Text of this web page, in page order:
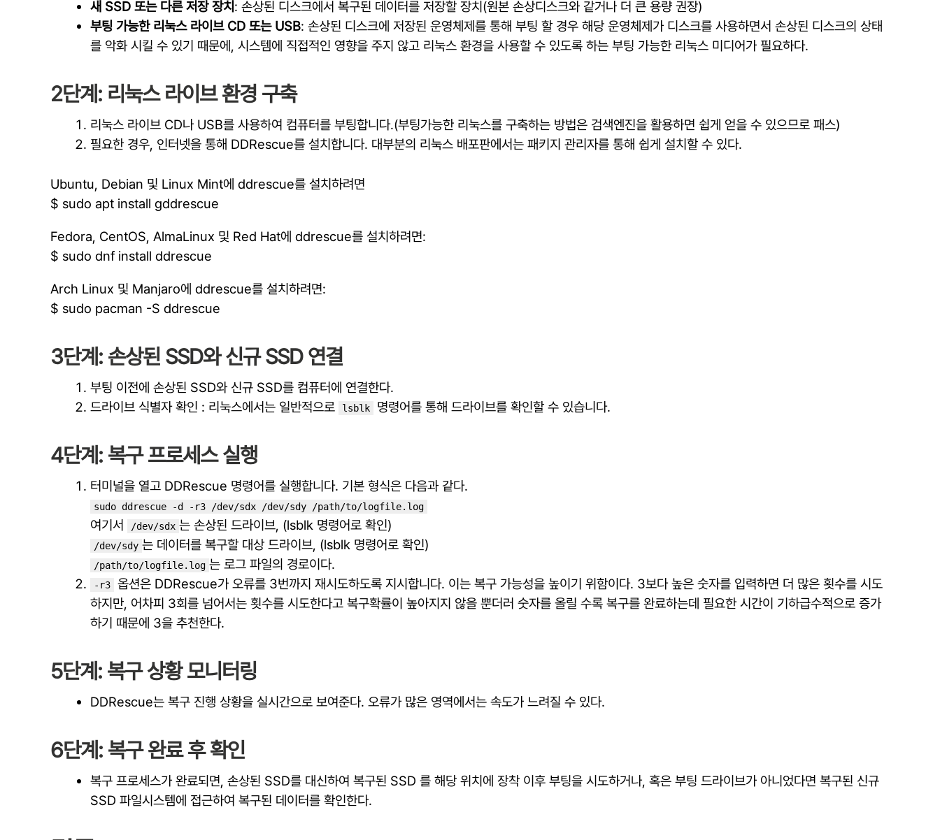
새 SSD 또는 다른 저장 장치 : 손상된 디스크에서 복구된 데이터를 저장할 장치(원본 손상디스크와 같거나 더 큰 용량 권장)
부팅 가능한 리눅스 라이브 CD 또는 USB: 손상된 디스크에 저장된 운영체제를 통해 부팅 할 경우 해당 운영체제가 디스크를 사용하면서 손상된 디스크의 상태
를 악화 시킬 수 있기 때문에, 시스템에 직접적인 영향을 주지 않고 리눅스 환경을 사용할 수 있도록 하는 부팅 가능한 리눅스 미디어가 필요하다.
2단계: 리눅스 라이브 환경 구축
리눅스 라이브 CD나 USB를 사용하여 컴퓨터를 부팅합니다.(부팅가능한 리눅스를 구축하는 방법은 검색엔진을 활용하면 쉽게 얻을 수 있으므로 패스)
필요한 경우, 인터넷을 통해 DDRescue를 설치합니다. 대부분의 리눅스 배포판에서는 패키지 관리자를 통해 쉽게 설치할 수 있다.
Ubuntu, Debian 및 Linux Mint에 ddrescue를 설치하려면
$ sudo apt install gddrescue
Fedora, CentOS, AlmaLinux 및 Red Hat에 ddrescue를 설치하려면:
$ sudo dnf install ddrescue
Arch Linux 및 Manjaro에 ddrescue를 설치하려면:
$ sudo pacman -S ddrescue
3단계: 손상된 SSD와 신규 SSD 연결
부팅 이전에 손상된 SSD와 신규 SSD를 컴퓨터에 연결한다.
드라이브 식별자 확인 : 리눅스에서는 일반적으로
lsblk 명령어를 통해 드라이브를 확인할 수 있습니다.
4단계: 복구 프로세스 실행
터미널을 열고 DDRescue 명령어를 실행합니다. 기본 형식은 다음과 같다.
sudo ddrescue -d -r3 /dev/sdx /dev/sdy /path/to/logfile.log
여기서 /dev/sdx 는 손상된 드라이브, (lsblk 명령어로 확인)
/dev/sdy 는 데이터를 복구할 대상 드라이브, (lsblk 명령어로 확인)
/path/to/logfile.log 는 로그 파일의 경로이다.
-r3
옵션은 DDRescue가 오류를 3번까지 재시도하도록 지시합니다. 이는 복구 가능성을 높이기 위함이다. 3보다 높은 숫자를 입력하면 더 많은 횟수를 시도
하지만, 어차피 3회를 넘어서는 횟수를 시도한다고 복구확률이 높아지지 않을 뿐더러 숫자를 올릴 수록 복구를 완료하는데 필요한 시간이 기하급수적으로 증가
하기 때문에 3을 추천한다.
5단계: 복구 상황 모니터링
DDRescue는 복구 진행 상황을 실시간으로 보여준다. 오류가 많은 영역에서는 속도가 느려질 수 있다.
6단계: 복구 완료 후 확인
복구 프로세스가 완료되면, 손상된 SSD를 대신하여 복구된 SSD 를 해당 위치에 장착 이후 부팅을 시도하거나, 혹은 부팅 드라이브가 아니었다면 복구된 신규
SSD 파일시스템에 접근하여 복구된 데이터를 확인한다.